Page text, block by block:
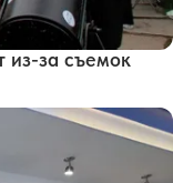
из-за съемок